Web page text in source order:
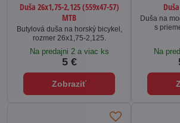
Duša 26x1,75-2,125 (559x47-57)
MTB
Butylová duša na horský bicykel,
rozmer 26x1,75-2,125.
Na predajni 2 a viac ks
5 €
Zobraziť
Duša na
s
Na